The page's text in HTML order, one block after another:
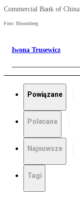
Commercial Bank of China
Foto: Bloomberg
Iwona Trusewicz
Powiązane
Polecane
Najnowsze
Tagi